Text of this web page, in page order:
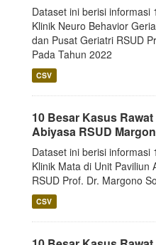
Dataset ini berisi informasi
Klinik Neuro Behavior
dan Pusat Geriatri RSUD
Pada Tahun 2022
CSV
10 Besar Kasus
Abiyasa RSUD
Dataset ini berisi informasi
Klinik Mata di Unit Paviliun
RSUD Prof. Dr. Margono
CSV